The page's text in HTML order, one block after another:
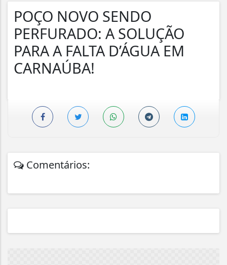
POÇO NOVO SENDO
PERFURADO: A SOLUÇÃO
PARA A FALTA D’ÁGUA EM
CARNAÚBA!
Comentários: